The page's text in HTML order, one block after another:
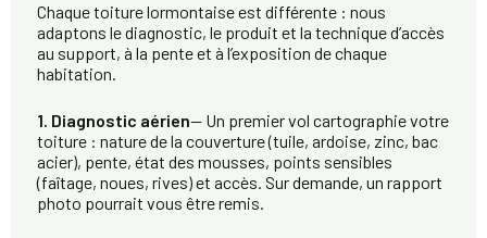
Chaque toiture lormontaise est différente : nous
adaptons le diagnostic, le produit et la technique d’accès
au support, à la pente et à l’exposition de chaque
habitation.
1. Diagnostic aérien— Un premier vol cartographie votre
toiture : nature de la couverture (tuile, ardoise, zinc, bac
acier), pente, état des mousses, points sensibles
(faîtage, noues, rives) et accès. Sur demande, un rapport
photo pourrait vous être remis.